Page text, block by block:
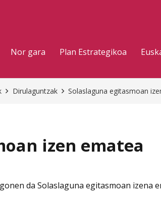
Nor gara Plan Estrategikoa
Dirulaguntzak Solaslaguna egitasmoan
izen ematea
da Solaslaguna egitasmoan izena